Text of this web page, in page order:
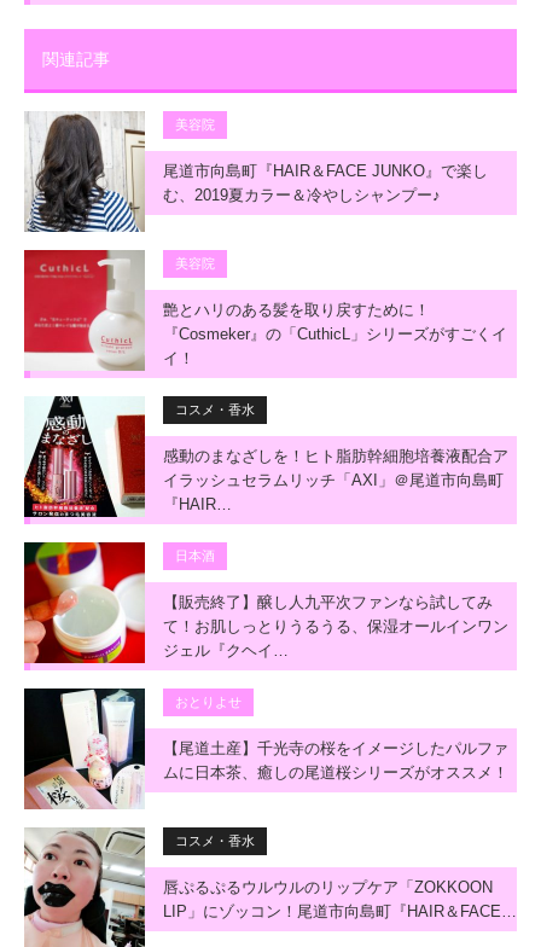
関連記事
美容院
尾道市向島町『HAIR＆FACE JUNKO』で楽し
む、2019夏カラー＆冷やしシャンプー♪
美容院
艶とハリのある髪を取り戻すために！
『Cosmeker』の「CuthicL」シリーズがすごくイ
イ！
コスメ・香水
感動のまなざしを！ヒト脂肪幹細胞培養液配合ア
イラッシュセラムリッチ「AXI」＠尾道市向島町
『HAIR…
日本酒
【販売終了】醸し人九平次ファンなら試してみ
て！お肌しっとりうるうる、保湿オールインワン
ジェル『クヘイ…
おとりよせ
【尾道土産】千光寺の桜をイメージしたパルファ
ムに日本茶、癒しの尾道桜シリーズがオススメ！
コスメ・香水
唇ぷるぷるウルウルのリップケア「ZOKKOON
LIP」にゾッコン！尾道市向島町『HAIR＆FACE…